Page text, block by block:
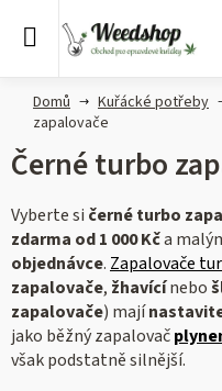
Domů Kuřácké potřeby
zapalovače
Černé turbo
Vyberte si černéturbo
zdarma od 1 000 Kča
objednávce. Zapalovače
zapalovače, žhavícínebo
zapalovače) mají
jako běžný zapalovač
však podstatně silnější.